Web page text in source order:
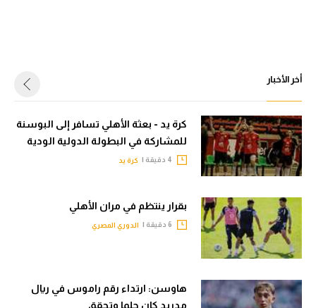
أخر الأخبار
كرة يد - بعثة الأهلي تسافر إلى البوسنة
للمشاركة في البطولة الدولية الودية
كرة يد
بقرار ينتظم في مران الأهلي
الدوري المصري
هاوسن: ارتداء رقم راموس في ريال
مدريد كان حلما وتحقق